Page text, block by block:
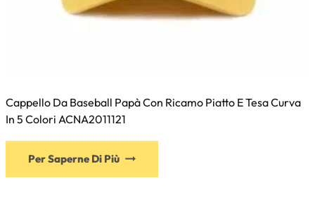
Cappello Da Baseball Papà Con Ricamo Piatto E Tesa Curva
In 5 Colori ACNA2011121
Per Saperne Di Più